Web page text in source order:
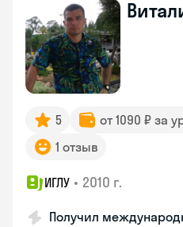
5 от 1090 ₽ за
1 отзыв
ИГЛУ • 2010 г.
Получил